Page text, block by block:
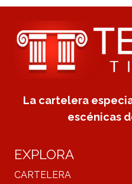
La cartelera
escénicas
EXPLORA
CARTELERA